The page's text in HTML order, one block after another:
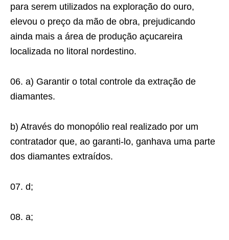
para serem utilizados na exploração do ouro,
elevou o preço da mão de obra, prejudicando
ainda mais a área de produção açucareira
localizada no litoral nordestino.
06. a) Garantir o total controle da extração de
diamantes.
b) Através do monopólio real realizado por um
contratador que, ao garanti-lo, ganhava uma parte
dos diamantes extraídos.
07. d;
08. a;